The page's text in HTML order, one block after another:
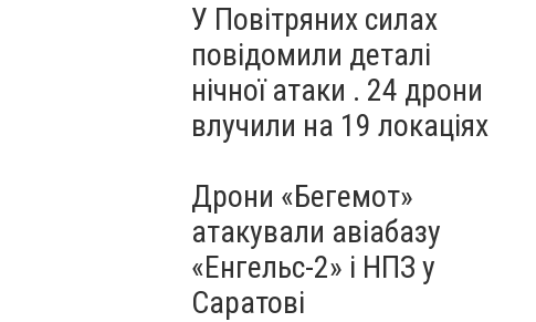
У Повітряних силах
повідомили деталі
нічної атаки . 24 дрони
влучили на 19 локаціях
Дрони «Бегемот»
атакували авіабазу
«Енгельс-2» і НПЗ у
Саратові